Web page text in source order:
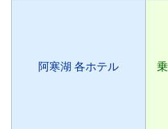
阿寒湖 各ホテル